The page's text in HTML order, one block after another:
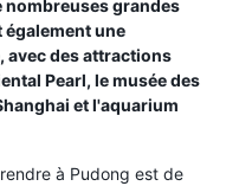
nombreuses grandes
une
des attractions
Pearl, le musée des
et l'aquarium
à Pudong est de